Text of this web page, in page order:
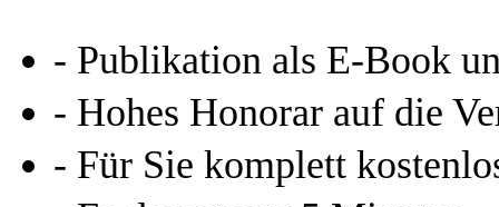
- Publikation als E-Book
- Hohes Honorar auf die
- Für Sie komplett